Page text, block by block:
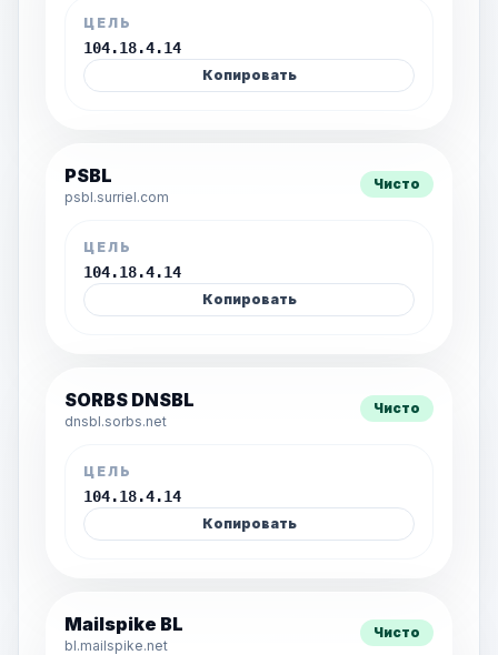
ЦЕЛЬ
104.18.4.14
Копировать
PSBL
psbl.surriel.com
Чисто
ЦЕЛЬ
104.18.4.14
Копировать
SORBS DNSBL
dnsbl.sorbs.net
Чисто
ЦЕЛЬ
104.18.4.14
Копировать
Mailspike BL
bl.mailspike.net
Чисто